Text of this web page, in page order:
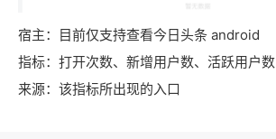
宿主：目前仅支持查看今日头条 android
指标：打开次数、新增用户数、活跃用户数
来源：该指标所出现的入口